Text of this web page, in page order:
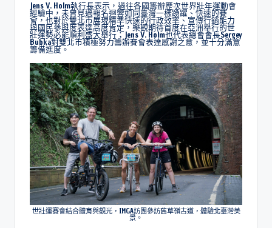
Jens V. Holm執行長表示，過往各國籌辦歷次世界壯年運動會
經驗中，未曾見過報名迴響如同臺灣一樣踴躍、快速的賽
會，也對於雙北市展現精準快速的行政效率、宣傳行銷能力
與國民參與度表達高度肯定，樂觀期待首度在亞洲舉行的世
壯運勢必能順利盛大舉行；Jens V. Holm也代表總會會長Sergey
Bubka對雙北市積極努力籌辦賽會表達感謝之意，並十分滿意
籌備進度。
世壯運賽會結合體育與觀光，IMGA訪團參訪舊草嶺古道，體驗北臺灣美
景。